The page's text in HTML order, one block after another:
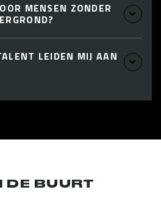
MENSEN ZONDER
LEIDEN MIJ AAN
DE BUURT